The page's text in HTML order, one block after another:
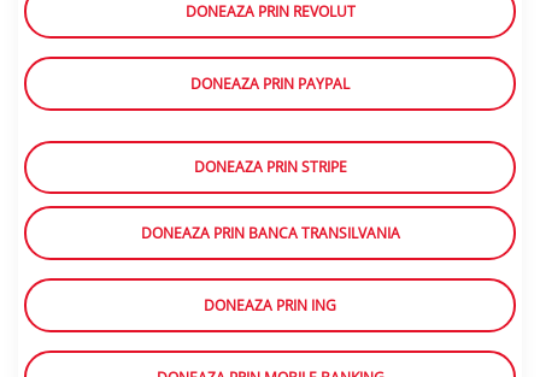
DONEAZA PRIN REVOLUT
DONEAZA PRIN PAYPAL
DONEAZA PRIN STRIPE
DONEAZA PRIN BANCA TRANSILVANIA
DONEAZA PRIN ING